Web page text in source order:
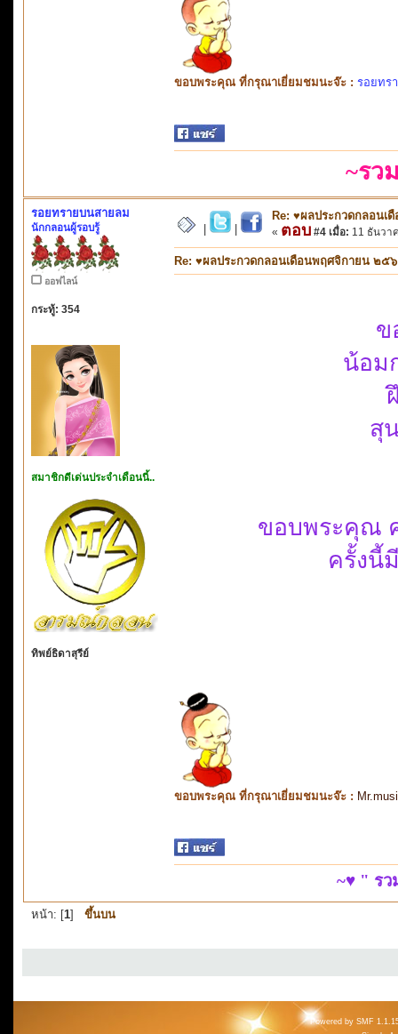
ขอบพระคุณ ที่กรุณาเยี่ยมชมนะจ๊ะ : รอยทร
~รว
รอยทรายบนสายลม
นักกลอนผู้รอบรู้
ออฟไลน์
กระทู้: 354
สมาชิกดีเด่นประจำเดือนนี้..
ทิพย์ธิดาสุรีย์
Re: ♥ผลประกวดกลอนเ
« ตอบ #4 เมื่อ: 11 ธันวา
Re: ♥ผลประกวดกลอนเดือนพฤศจิกายน ๒๕
ข
น้อม
สุ
ขอบพระคุณ
ครั้งนี้
ขอบพระคุณ ที่กรุณาเยี่ยมชมนะจ๊ะ :
~♥ " รว
หน้า: [1] ขึ้นบน
Powered by SMF